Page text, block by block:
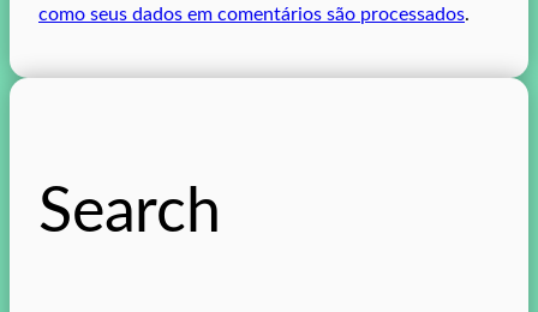
como seus dados em comentários são processados.
Search